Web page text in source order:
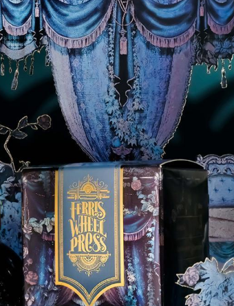
映像・音
楽
文具
雑貨
家電
食品
eギフト